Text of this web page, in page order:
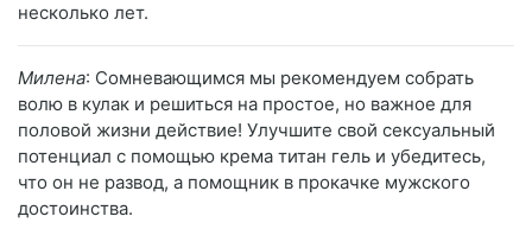
несколько лет.
Милена: Сомневающимся мы рекомендуем собрать
волю в кулак и решиться на простое, но важное для
половой жизни действие! Улучшите свой сексуальный
потенциал с помощью крема титан гель и убедитесь,
что он не развод, а помощник в прокачке мужского
достоинства.